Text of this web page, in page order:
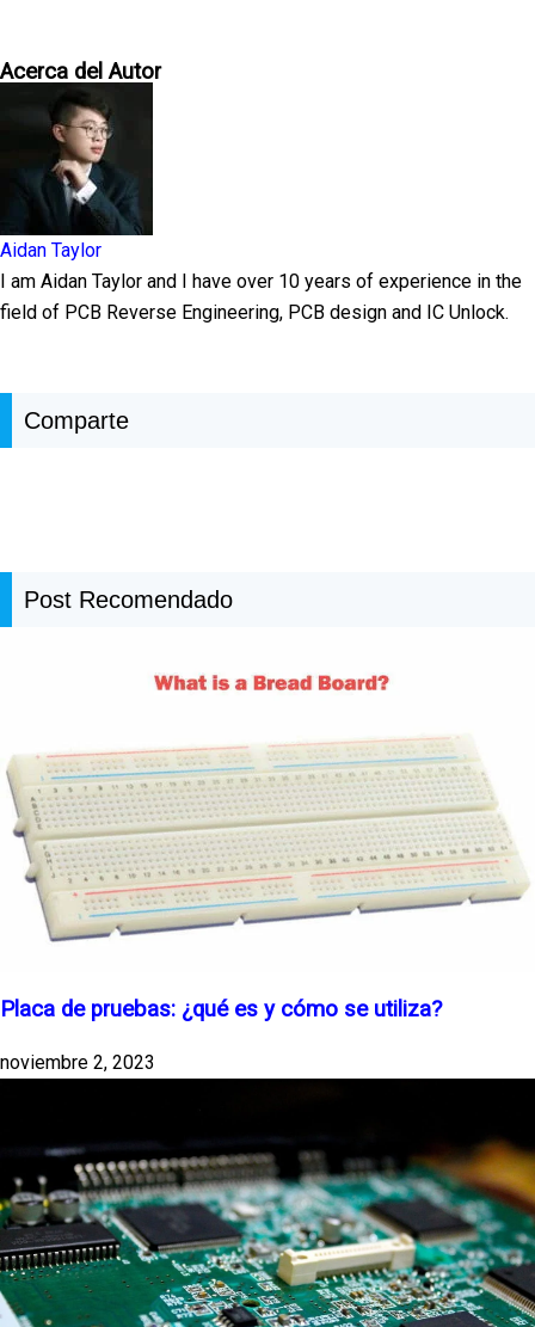
Acerca del Autor
Aidan Taylor
I am Aidan Taylor and I have over 10 years of experience in the
field of PCB Reverse Engineering, PCB design and IC Unlock.
Comparte
Post Recomendado
Placa de pruebas: ¿qué es y cómo se utiliza?
noviembre 2, 2023